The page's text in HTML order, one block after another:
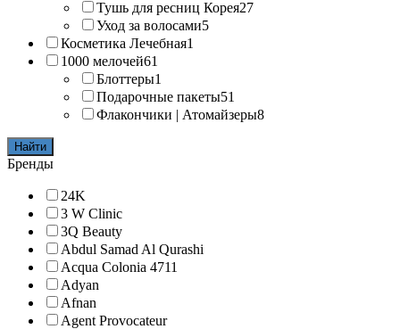
Тушь для ресниц Корея27
Уход за волосами5
Косметика Лечебная1
1000 мелочей61
Блоттеры1
Подарочные пакеты51
Флакончики | Атомайзеры8
Найти
Бренды
24K
3 W Clinic
3Q Beauty
Abdul Samad Al Qurashi
Acqua Colonia 4711
Adyan
Afnan
Agent Provocateur